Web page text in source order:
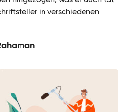
in verschiedenen